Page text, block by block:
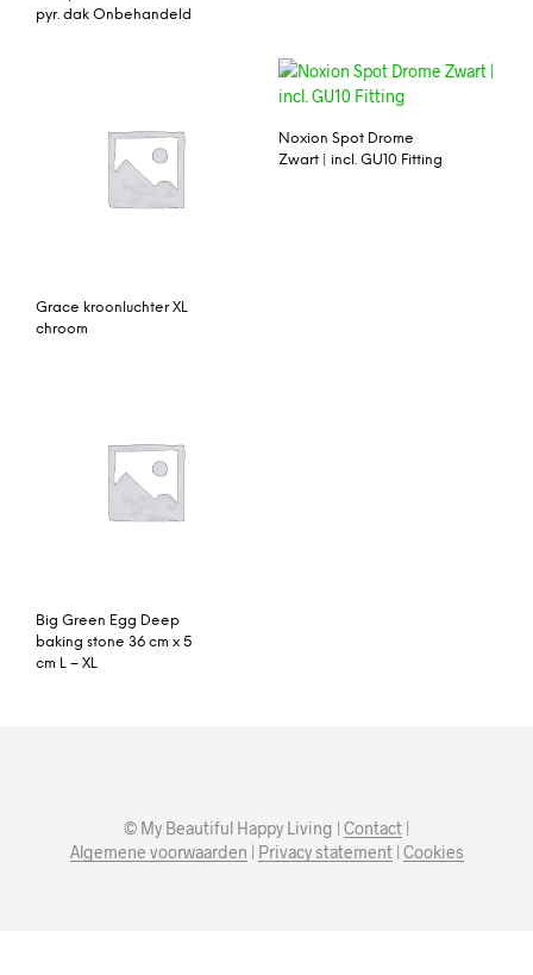
pyr. dak Onbehandeld
Grace kroonluchter XL
chroom
Noxion Spot Drome
Zwart | incl. GU10 Fitting
Big Green Egg Deep
baking stone 36 cm x 5
cm L – XL
© My Beautiful Happy Living | Contact |
Algemene voorwaarden | Privacy statement| Cookies